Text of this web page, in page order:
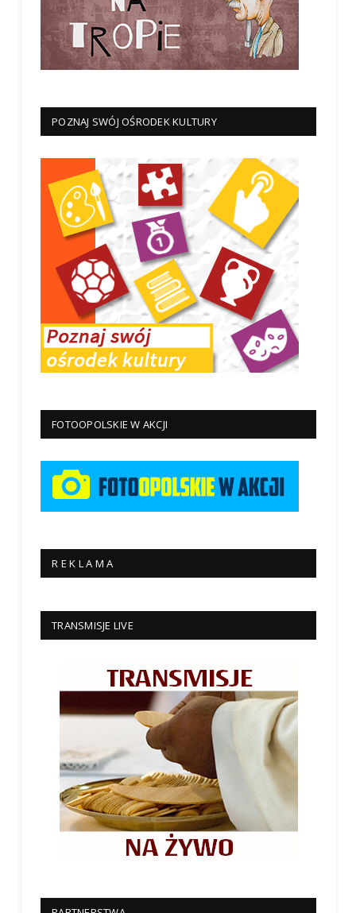
POZNAJ SWÓJ OŚRODEK KULTURY
FOTOOPOLSKIE W AKCJI
R E K L A M A
TRANSMISJE LIVE